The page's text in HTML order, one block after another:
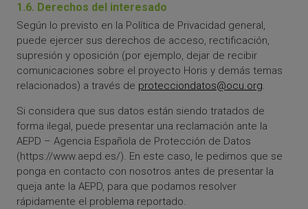
1.6. Derechos del interesado
Según lo previsto en la Política de Privacidad general,
puede ejercer sus derechos de acceso, rectificación,
supresión y oposición (por ejemplo, dejar de recibir
comunicaciones sobre el proyecto Horis y demás temas
relacionados) a través de protecciondatos@ocu.org.
Si considera que sus datos están siendo tratados de
forma ilegal, puede presentar una reclamación ante la
AEPD – Agencia Española de Protección de Datos
(https://www.aepd.es/). En este caso, le pedimos que se
ponga en contacto con nosotros antes de presentar la
queja ante la AEPD, para que podamos resolver
rápidamente el problema reportado.